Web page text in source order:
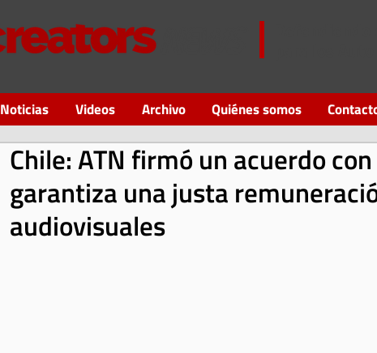
Noticias Videos Archivo Quiénes somos
Chile: ATN firmó un acuerdo
garantiza una justa
audiovisuales